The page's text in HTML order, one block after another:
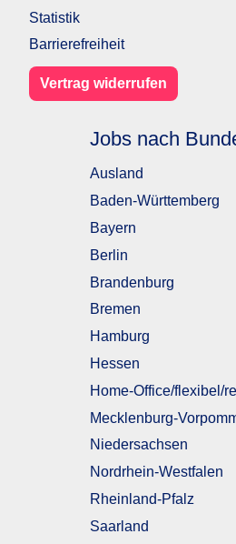
Statistik
Barrierefreiheit
Vertrag widerrufen
Jobs nach
Ausland
Baden-Württemberg
Bayern
Berlin
Brandenburg
Bremen
Hamburg
Hessen
Home-Office/flexibel/
Mecklenburg-
Niedersachsen
Nordrhein-Westfalen
Rheinland-Pfalz
Saarland